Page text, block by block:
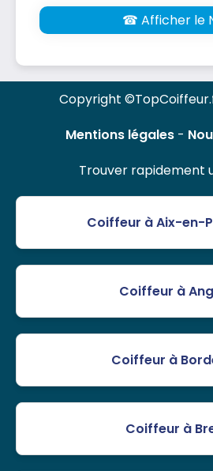
☎ Afficher le
Copyright
Mentions légales-
Trouver rapidement
Coiffeur à Aix-en-
Coiffeur à
Coiffeur à
Coiffeur à